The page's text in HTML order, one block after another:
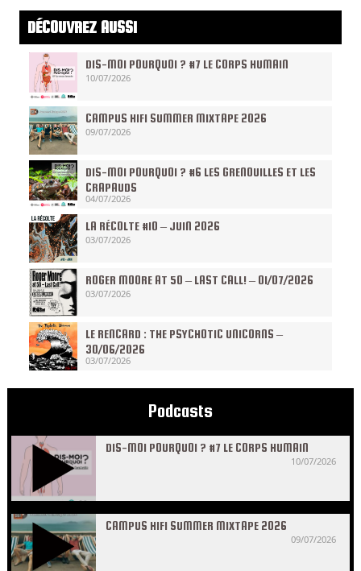
DÉCOUVREZ AUSSI
DIS-MOI POURQUOI ? #7 LE CORPS HUMAIN
10/07/2026
CAMPUS HIFI SUMMER MIXTAPE 2026
09/07/2026
DIS-MOI POURQUOI ? #6 LES GRENOUILLES ET LES
CRAPAUDS
04/07/2026
LA RÉCOLTE #10 – JUIN 2026
03/07/2026
ROGER MOORE AT 50 – LAST CALL! – 01/07/2026
03/07/2026
LE RENCARD : THE PSYCHOTIC UNICORNS –
30/06/2026
03/07/2026
Podcasts
DIS-MOI POURQUOI ? #7 LE CORPS HUMAIN
10/07/2026
CAMPUS HIFI SUMMER MIXTAPE 2026
09/07/2026